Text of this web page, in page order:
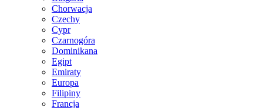
Chorwacja
Czechy
Cypr
Czarnogóra
Dominikana
Egipt
Emiraty
Europa
Filipiny
Francja